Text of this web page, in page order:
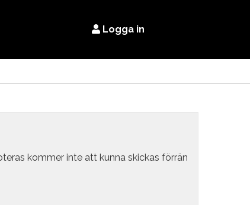
Logga in
kommer inte att kunna skickas förrän